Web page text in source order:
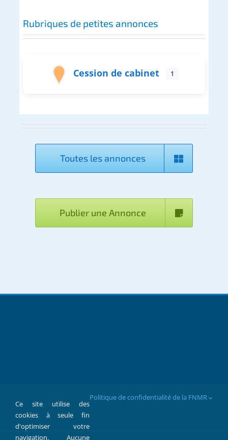
Rubriques de petites annonces
Cession de cabinet 1
Toutes les annonces
Publier une Annonce
Ce site utilise des
cookies à seule fin
d'optimiser votre
navigation. Aucune
Politique de confidentialité de la FNMR